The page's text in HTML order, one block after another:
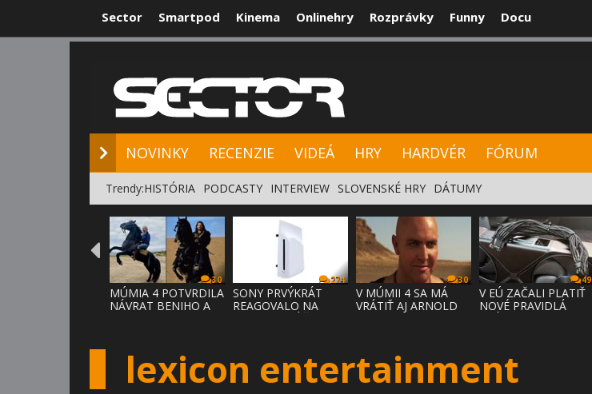
Sector Smartpod Kinema Onlinehry Rozprávky Funny Docu
NOVINKY RECENZIE VIDEÁ HRY HARDVÉR FÓRUM
Trendy:HISTÓRIA PODCASTY INTERVIEW SLOVENSKÉ HRY DÁTUMY
30
MÚMIA 4 POTVRDILA
NÁVRAT BENIHO A
274
SONY PRVÝKRÁT
REAGOVALO NA
30
V MÚMII 4 SA MÁ
VRÁTIŤ AJ ARNOLD
49
V EÚ ZAČALI PLATIŤ
NOVÉ PRAVIDLÁ
lexicon entertainment